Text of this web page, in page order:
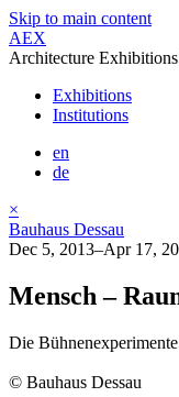
Skip to main content
AEX
Architecture
Exhibitions
Institutions
en
de
×
Bauhaus Dessau
Dec 5, 2013–Apr 17,
Mensch –
Die
© Bauhaus Dessau